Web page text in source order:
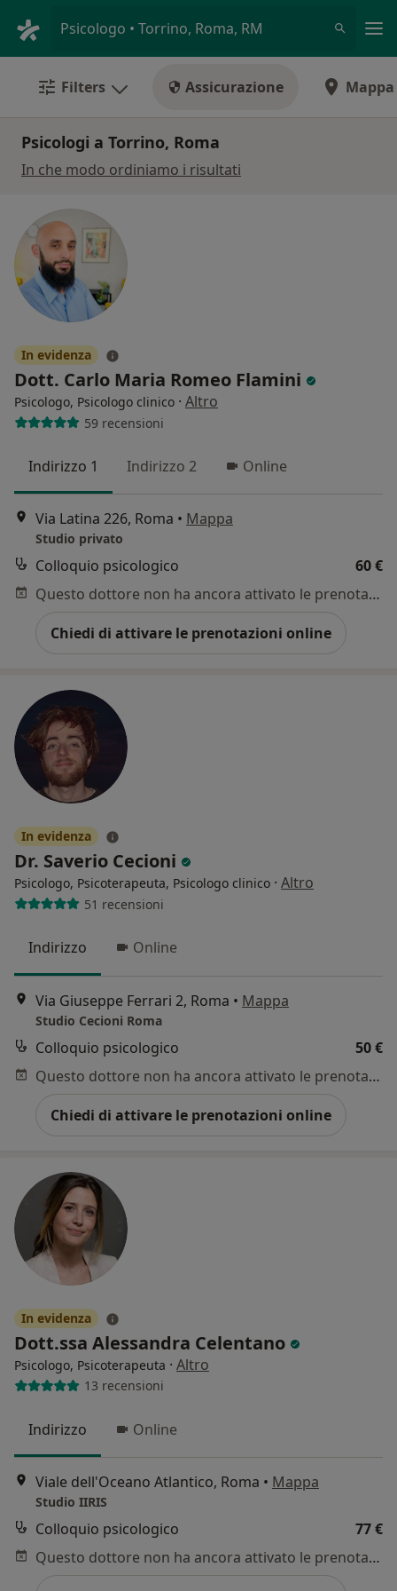
Psicologo • Torrino, Roma, RM
Filters Assicurazione Mappa
Psicologi a Torrino, Roma
In che modo ordiniamo i risultati
In evidenza
Dott. Carlo Maria Romeo Flamini
Psicologo, Psicologo clinico · Altro
59 recensioni
Indirizzo 1 Indirizzo 2 Online
Via Latina 226, Roma • Mappa
Studio privato
Colloquio psicologico
60 €
Questo dottore non ha ancora attivato le prenotazioni online presso questo indirizzo.
Chiedi di attivare le prenotazioni online
In evidenza
Dr. Saverio Cecioni
Psicologo, Psicoterapeuta, Psicologo clinico · Altro
51 recensioni
Indirizzo Online
Via Giuseppe Ferrari 2, Roma • Mappa
Studio Cecioni Roma
Colloquio psicologico
50 €
Questo dottore non ha ancora attivato le prenotazioni online presso questo indirizzo.
Chiedi di attivare le prenotazioni online
In evidenza
Dott.ssa Alessandra Celentano
Psicologo, Psicoterapeuta · Altro
13 recensioni
Indirizzo Online
Viale dell'Oceano Atlantico, Roma • Mappa
Studio IIRIS
Colloquio psicologico
77 €
Questo dottore non ha ancora attivato le prenotazioni online presso questo indirizzo.